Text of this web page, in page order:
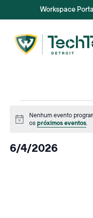
Workspace
Events
for
Aviso
Nenhum evento
ospróximos eventos.
6/4/2026